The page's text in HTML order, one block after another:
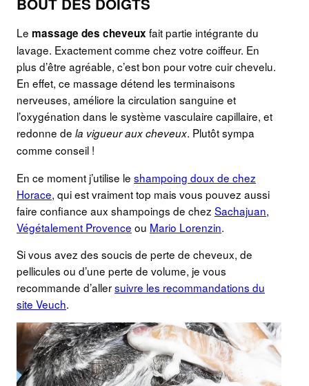
Le massage des cheveux fait partie intégrante du
lavage. Exactement comme chez votre coiffeur. En
plus d’être agréable, c’est bon pour votre cuir chevelu.
En effet, ce massage détend les terminaisons
nerveuses, améliore la circulation sanguine et
l’oxygénation dans le système vasculaire capillaire, et
redonne de la vigueur aux cheveux. Plutôt sympa
comme conseil !
En ce moment j’utilise le shampoing doux de chez
Horace, qui est vraiment top mais vous pouvez aussi
faire confiance aux shampoings de chez Sachajuan,
Végétalement Provence ou Mario Lorenzin.
Si vous avez des soucis de perte de cheveux, de
pellicules ou d’une perte de volume, je vous
recommande d’allersuivre les recommandations du
site Veuch.